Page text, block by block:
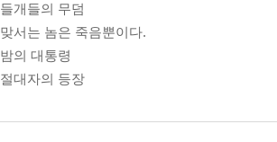
들개들의 무덤
맞서는 놈은 죽음뿐이다.
밤의 대통령
절대자의 등장